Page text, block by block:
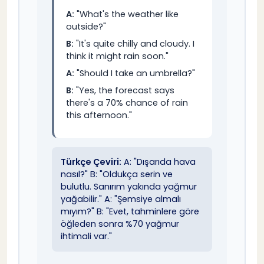
A: "What's the weather like
outside?"
B: "It's quite chilly and cloudy. I
think it might rain soon."
A: "Should I take an umbrella?"
B: "Yes, the forecast says
there's a 70% chance of rain
this afternoon."
Türkçe Çeviri: A: "Dışarıda hava
nasıl?" B: "Oldukça serin ve
bulutlu. Sanırım yakında yağmur
yağabilir." A: "Şemsiye almalı
mıyım?" B: "Evet, tahminlere göre
öğleden sonra %70 yağmur
ihtimali var."